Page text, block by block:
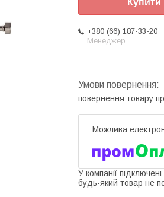
Купити
+380 (66) 187-33-20
Менеджер
повернення товару
У компанії
будь-який товар не